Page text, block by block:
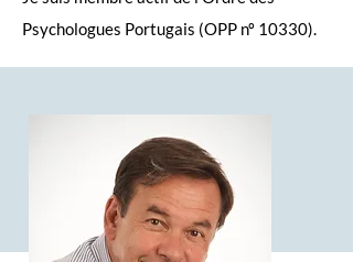
Psychologues Portugais (OPP nº 10330).